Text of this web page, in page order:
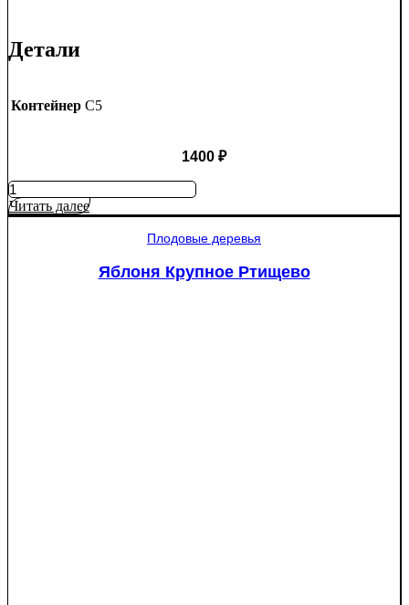
Детали
Контейнер C5
1400 ₽
Количество
товара
Яблоня
Читать далее
Плодовые деревья
Яблоня Крупное Ртищево